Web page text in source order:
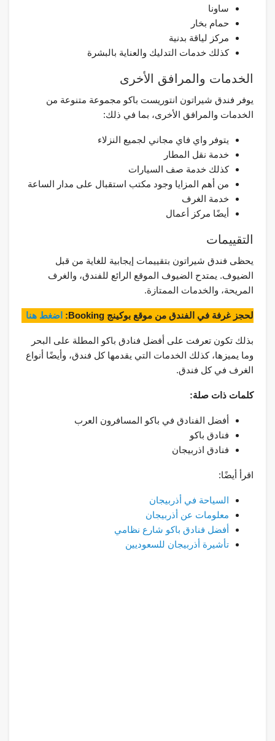
ساونا
حمام بخار
مركز لياقة بدنية
كذلك خدمات التدليك والعناية بالبشرة
الخدمات والمرافق الأخرى
يوفر فندق شيراتون انتوريست باكو مجموعة متنوعة من
الخدمات والمرافق الأخرى، بما في ذلك:
يتوفر واي فاي مجاني لجميع النزلاء
خدمة نقل المطار
كذلك خدمة صف السيارات
من أهم المزايا وجود مكتب استقبال على مدار الساعة
خدمة الغرف
أيضًا مركز أعمال
التقييمات
يحظى فندق شيراتون بتقييمات إيجابية للغاية من قبل
الضيوف. يمتدح الضيوف الموقع الرائع للفندق، والغرف
المريحة، والخدمات الممتازة.
لحجز غرفة في الفندق من موقع بوكينج Booking: اضغط هنا
بذلك تكون تعرفت على أفضل فنادق باكو المطلة على البحر
وما يميزها، كذلك الخدمات التي يقدمها كل فندق، وأيضًا أنواع
الغرف في كل فندق.
كلمات ذات صلة:
أفضل الفنادق في باكو المسافرون العرب
فنادق باكو
فنادق اذربيجان
اقرأ أيضًا:
السياحة في أذربيجان
معلومات عن أذربيجان
أفضل فنادق باكو شارع نظامي
تأشيرة أذربيجان للسعوديين